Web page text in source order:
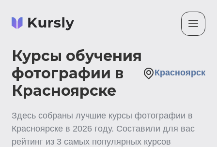
Курсы обучения
фотографии в
Красноярске
Красноярск
Здесь собраны лучшие курсы фотографии в
Красноярске в 2026 году. Составили для вас
рейтинг из 3 самых популярных курсов